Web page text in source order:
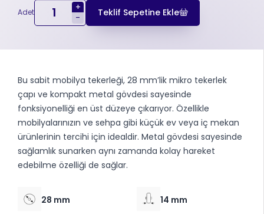
Adet
+
-
Teklif Sepetine Ekle
Bu sabit mobilya tekerleği, 28 mm’lik mikro tekerlek
çapı ve kompakt metal gövdesi sayesinde
fonksiyonelliği en üst düzeye çıkarıyor. Özellikle
mobilyalarınızın ve sehpa gibi küçük ev veya iç mekan
ürünlerinin tercihi için idealdir. Metal gövdesi sayesinde
sağlamlık sunarken aynı zamanda kolay hareket
edebilme özelliği de sağlar.
28 mm 14 mm